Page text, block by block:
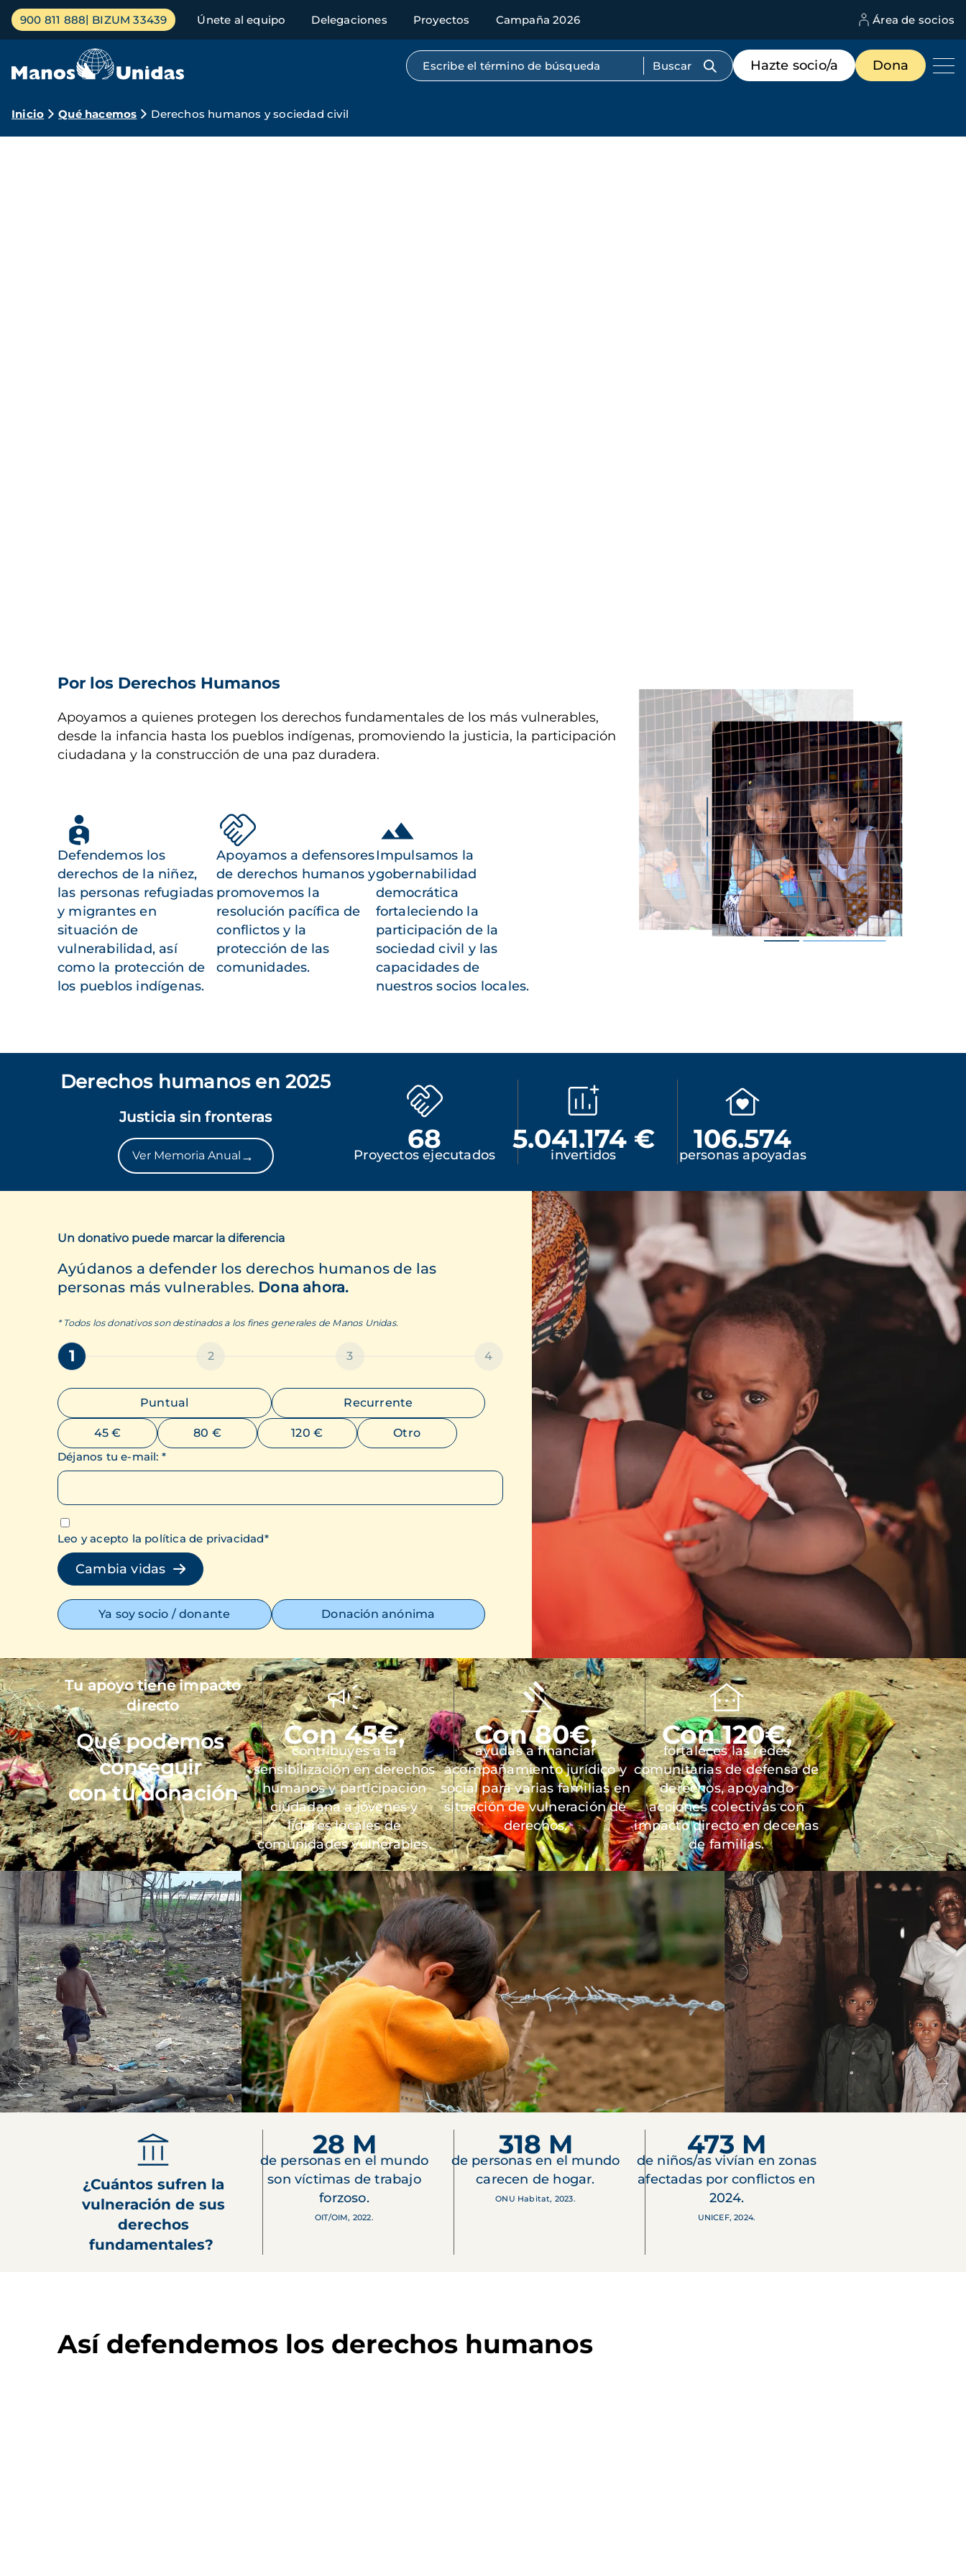
Pasar
contenido
Menú
principal
900 811 888 BIZUM 33439 Únete al equipo Delegaciones Proyectos Campaña 2026 Área de socios
Búsqueda por texto completo
Menú
de
destacados
Hazte socio/a Dona
Ruta
Inicio Qué hacemos Derechos humanos y sociedad civil
Por los Derechos Humanos
Apoyamos a quienes protegen los derechos fundamentales de los más vulnerables,
desde la infancia hasta los pueblos indígenas, promoviendo la justicia, la participación
ciudadana y la construcción de una paz duradera.
Defendemos los
derechos de la niñez,
las personas refugiadas
y migrantes en
situación de
vulnerabilidad, así
como la protección de
los pueblos indígenas.
Apoyamos a defensores
de derechos humanos y
promovemos la
resolución pacífica de
conflictos y la
protección de las
comunidades.
Impulsamos la
gobernabilidad
democrática
fortaleciendo la
participación de la
sociedad civil y las
capacidades de
nuestros socios locales.
Imagen
Derechos humanos en 2025
Justicia sin fronteras
Ver Memoria Anual →
68
Proyectos ejecutados
5.041.174 €
invertidos
106.574
personas apoyadas
Un donativo puede marcar la diferencia
Ayúdanos a defender los derechos humanos de las
personas más vulnerables. Dona ahora.
* Todos los donativos son destinados a los fines generales de Manos Unidas.
1 2 3 4
Puntual Recurrente
45 € 80 € 120 €
Otro
Déjanos tu e-mail: *
Leo y acepto la política de privacidad*
Cambia vidas
Ya soy socio / donante Donación anónima
Imagen
Tu apoyo tiene impacto
directo
Qué podemos
conseguir
con tu donación
Con 45€,
contribuyes a la
sensibilización en derechos
humanos y participación
ciudadana a jóvenes y
líderes locales de
comunidades vulnerables.
Con 80€,
ayudas a financiar
acompañamiento jurídico y
social para varias familias en
situación de vulneración de
derechos.
Con 120€,
fortaleces las redes
comunitarias de defensa de
derechos, apoyando
acciones colectivas con
impacto directo en decenas
de familias.
¿Cuántos sufren la
vulneración de sus
derechos
fundamentales?
28 M
de personas en el mundo
son víctimas de trabajo
forzoso.
OIT/OIM, 2022.
318 M
de personas en el mundo
carecen de hogar.
ONU Habitat, 2023.
473 M
de niños/as vivían en zonas
afectadas por conflictos en
2024.
UNICEF, 2024.
Así defendemos los derechos humanos